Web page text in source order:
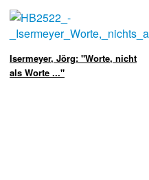
Isermeyer, Jörg: "Worte, nicht
als Worte ..."